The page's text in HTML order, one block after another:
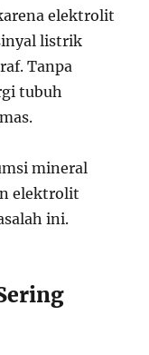
elektrolit
listrik
Tanpa
tubuh
mineral
elektrolit
ini.